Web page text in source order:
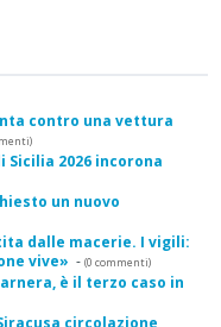
contro una vettura
Sicilia 2026 incorona
un nuovo
dalle macerie. I vigili:
vive» - (0 commenti)
è il terzo caso in